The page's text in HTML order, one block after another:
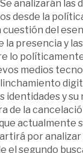
analizarán las
desde la
cuestión del
presencia y
lo
medios
identidades y
de la
actualmente
por
segundo